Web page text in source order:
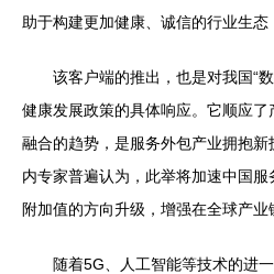
助于构建更加健康、诚信的行业生态
该客户端的推出，也是对我国“
健康发展政策的具体响应。它顺应
融合的趋势，是服务外包产业拥抱
内专家普遍认为，此举将加速中国
附加值的方向升级，增强在全球产业
随着5G、人工智能等技术的进